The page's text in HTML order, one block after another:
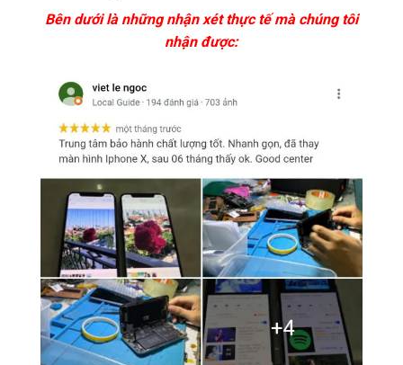
Bên dưới là những nhận xét thực tế mà chúng tôi
nhận được: